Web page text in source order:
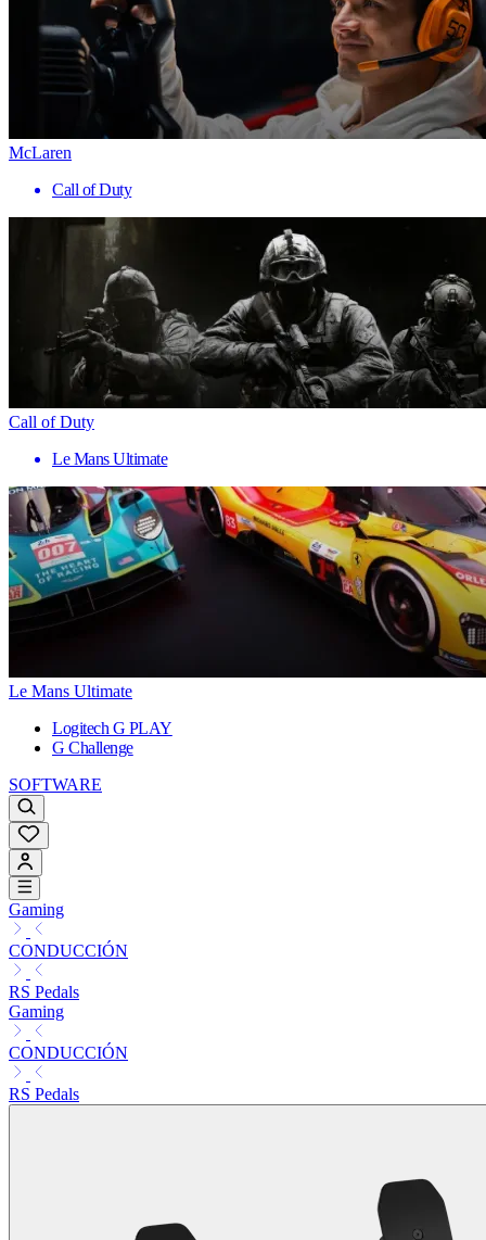
McLaren
Call of Duty
Call of Duty
Le Mans Ultimate
Le Mans Ultimate
Logitech G PLAY
G Challenge
SOFTWARE
Gaming
CONDUCCIÓN
RS Pedals
Gaming
CONDUCCIÓN
RS Pedals